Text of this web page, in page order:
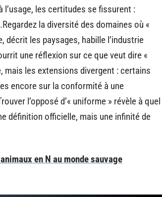
l’usage, les certitudes se fissurent :
la diversité des domaines où «
décrit les paysages, habille l’industrie
une réflexion sur ce que veut dire «
mais les extensions divergent : certains
encore sur la conformité à une
l’opposé d’« uniforme » révèle à quel
définition officielle, mais une infinité de
en N au monde sauvage